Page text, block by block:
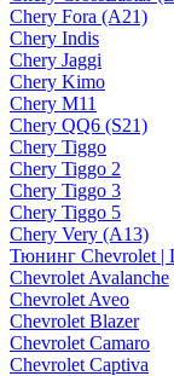
Chery Fora (A21)
Chery Indis
Chery Jaggi
Chery Kimo
Chery M11
Chery QQ6 (S21)
Chery Tiggo
Chery Tiggo 2
Chery Tiggo 3
Chery Tiggo 5
Chery Very (A13)
Тюнинг Chevrolet |
Chevrolet Avalanche
Chevrolet Aveo
Chevrolet Blazer
Chevrolet Camaro
Chevrolet Captiva